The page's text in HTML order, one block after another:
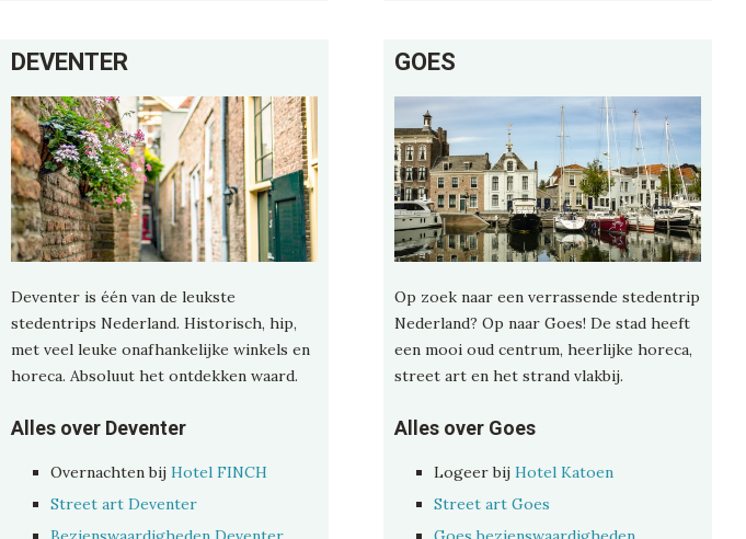
DEVENTER
Deventer is één van de leukste
stedentrips Nederland. Historisch, hip,
met veel leuke onafhankelijke winkels en
horeca. Absoluut het ontdekken waard.
Alles over Deventer
Overnachten bij Hotel FINCH
Street art Deventer
GOES
Op zoek naar een verrassende stedentrip
Nederland? Op naar Goes! De stad heeft
een mooi oud centrum, heerlijke horeca,
street art en het strand vlakbij.
Alles over Goes
Logeer bij Hotel Katoen
Street art Goes